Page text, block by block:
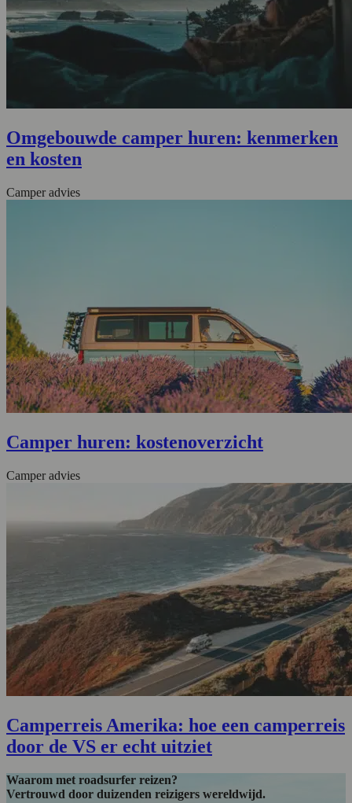
Omgebouwde camper huren: kenmerken
en kosten
Camper advies
Camper huren: kostenoverzicht
Camper advies
Camperreis Amerika: hoe een camperreis
door de VS er echt uitziet
Waarom met roadsurfer reizen?
Vertrouwd door duizenden reizigers wereldwijd.